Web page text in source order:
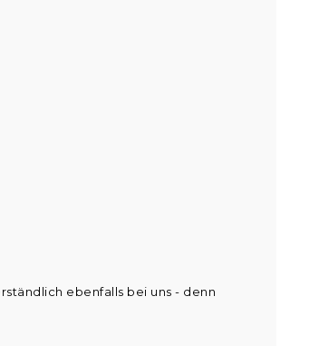
ebenfalls bei uns - denn